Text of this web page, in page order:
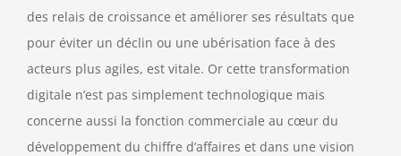
des relais de croissance et améliorer ses résultats que
pour éviter un déclin ou une ubérisation face à des
acteurs plus agiles, est vitale. Or cette transformation
digitale n’est pas simplement technologique mais
concerne aussi la fonction commerciale au cœur du
développement du chiffre d’affaires et dans une vision